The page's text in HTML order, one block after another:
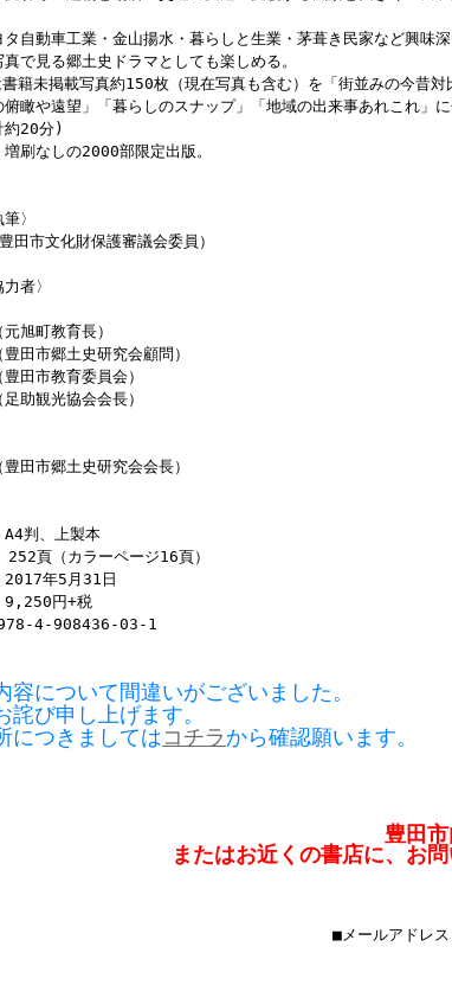
タ自動車工業・金山揚水・暮らしと生業・茅葺き民家など興味
で見る郷土史ドラマとしても楽しめる。
書籍未掲載写真約150枚（現在写真も含む）を「街並みの今昔対
俯瞰や遠望」「暮らしのスナップ」「地域の出来事あれこれ」
約20分)
刷なしの2000部限定出版。
〉
田市文化財保護審議会委員）
者〉
旭町教育長）
田市郷土史研究会顧問）
田市教育委員会）
助観光協会会長）
田市郷土史研究会会長）
、上製本
（カラーページ16頁）
年5月31日
円+税
4-908436-03-1
容について間違いがございました。
詫び申し上げます。
につきましてはコチラから確認願います。
豊田
またはお近くの書店に、
■メールアドレ